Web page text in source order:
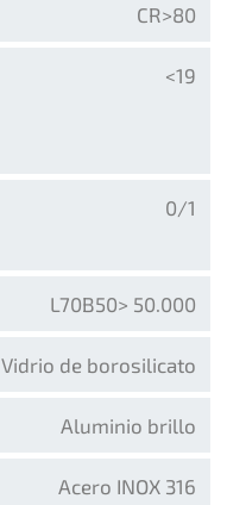
CR>80
<19
0/1
L70B50> 50.000
Vidrio de borosilicato
Aluminio brillo
Acero INOX 316